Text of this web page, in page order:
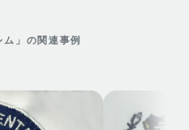
ム 」の関連事例